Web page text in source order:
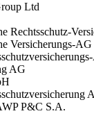
Ltd
Rechtsschutz-
Versicherungs-AG
AG
P&C S.A.